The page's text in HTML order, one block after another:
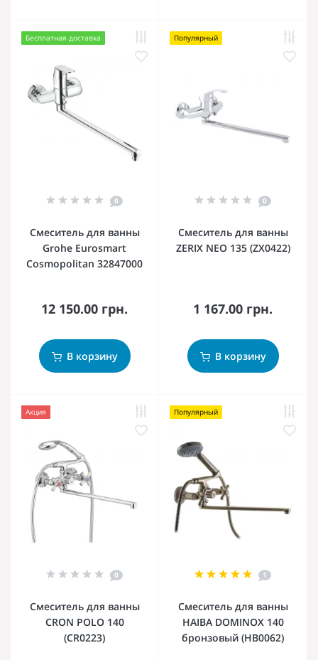
Бесплатная доставка
0
Смеситель для ванны
Grohe Eurosmart
Cosmopolitan 32847000
12 150.00 грн.
В корзину
Популярный
0
Смеситель для ванны
ZERIX NEO 135 (ZX0422)
1 167.00 грн.
В корзину
Акция
0
Смеситель для ванны
CRON POLO 140
(CR0223)
Популярный
1
Смеситель для ванны
HAIBA DOMINOX 140
бронзовый (HB0062)